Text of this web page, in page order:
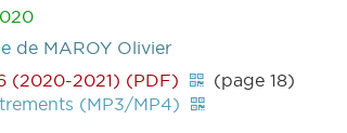
de MAROY Olivier
(2020-2021) (PDF)
(page 18)
(MP3/MP4)